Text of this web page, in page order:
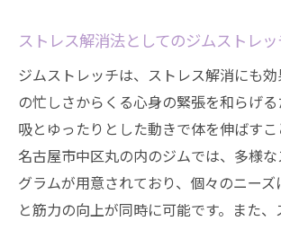
ストレス解消法としてのジムストレッ
ジムストレッチは、ストレス解消にも
の忙しさからくる心身の緊張を和らげ
吸とゆったりとした動きで体を伸ばすこ
名古屋市中区丸の内のジムでは、多様
グラムが用意されており、個々のニー
と筋力の向上が同時に可能です。また